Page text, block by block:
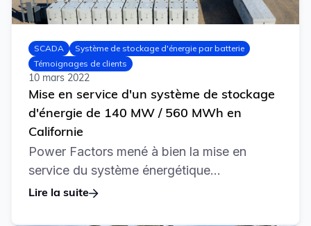
SCADA
Système de stockage d'énergie par batterie
Témoignages de clients
10 mars 2022
Mise en service d'un système de stockage
d'énergie de 140 MW / 560 MWh en
Californie
Power Factors mené à bien la mise en
service du système énergétique...
Lire la suite